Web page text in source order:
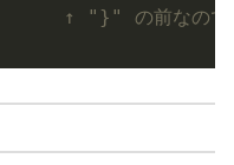
の前なのでセミ